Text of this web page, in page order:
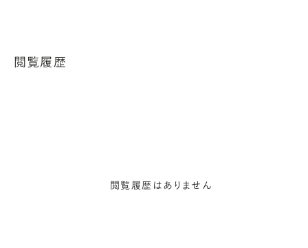
閲覧履歴
閲覧履歴はありません